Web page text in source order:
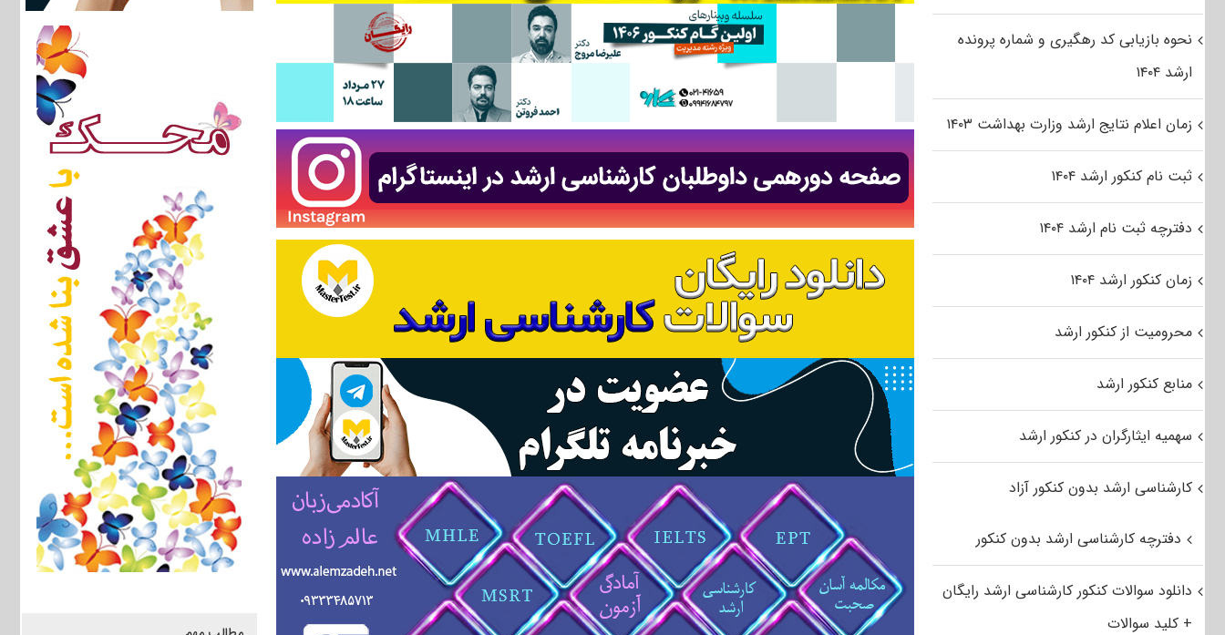
نحوه بازیابی کد رهگیری و شماره پرونده
ارشد ۱۴۰۴
زمان اعلام نتایج ارشد وزارت بهداشت ۱۴۰۳
ثبت نام کنکور ارشد ۱۴۰۴
دفترچه ثبت نام ارشد ۱۴۰۴
زمان کنکور ارشد ۱۴۰۴
محرومیت از کنکور ارشد
منابع کنکور ارشد
سهمیه ایثارگران در کنکور ارشد
کارشناسی ارشد بدون کنکور آزاد
دفترچه کارشناسی ارشد بدون کنکور
دانلود سوالات کنکور کارشناسی ارشد رایگان
+ کلید سوالات